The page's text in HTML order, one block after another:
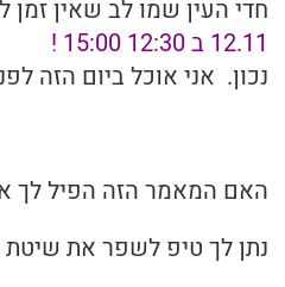
חדי העין שמו לב שאין זמן
12.11 ב 12:30 15:00 !
נכון. אני אוכל ביום הזה לפני
האם המאמר הזה הפיל לך
נתן לך טיפ לשפר את